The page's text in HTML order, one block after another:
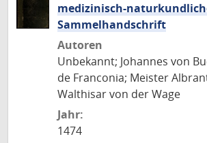
medizinisch-
Sammelhandschrift
Autoren
Unbekannt; Johannes von
de Franconia; Meister
Walthisar von der Wage
Jahr:
1474